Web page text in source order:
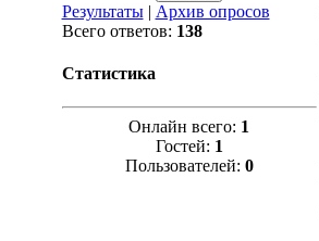
Результаты| Архив опросов
Всего ответов: 138
Статистика
Онлайн всего: 1
Гостей: 1
Пользователей: 0